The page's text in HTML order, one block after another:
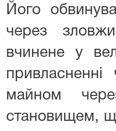
Його
через
вчинене у
майном
становищем,